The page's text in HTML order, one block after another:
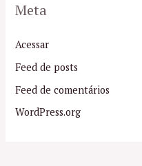
Meta
Acessar
Feed de posts
Feed de comentários
WordPress.org